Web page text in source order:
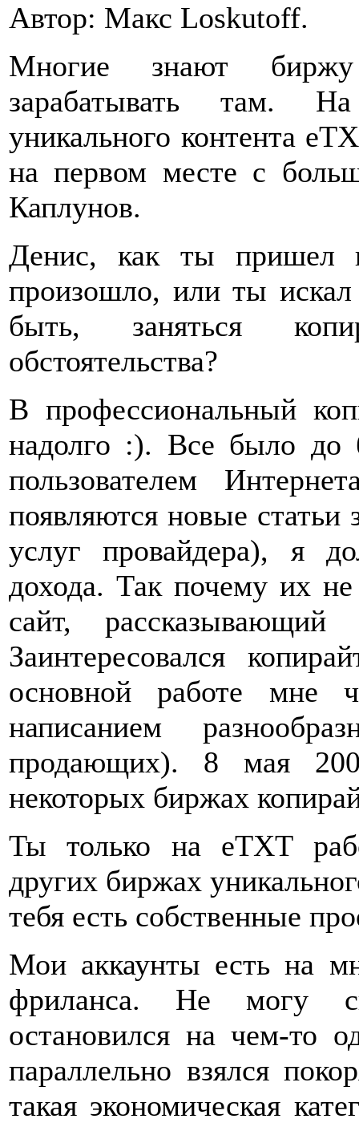
Автор: Макс Loskutoff.
Многие знают
зарабатывать там.
уникального контента
на первом месте с
Каплунов.
Денис, как ты пришел
произошло, или ты
быть, заняться
обстоятельства?
В профессиональный
надолго :). Все было до
пользователем
появляются новые статьи
услуг провайдера), я
дохода. Так почему их
сайт,
Заинтересовался
основной работе мне
написанием
продающих). 8 мая
некоторых биржах
Ты только на eTXT
других биржах
тебя есть собственные
Мои аккаунты есть на
фриланса. Не могу
остановился на чем-то
параллельно взялся
такая экономическая